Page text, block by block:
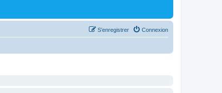
Connexion
S’enregistrer